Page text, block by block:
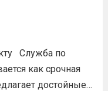
Служба по
как срочная
достойные